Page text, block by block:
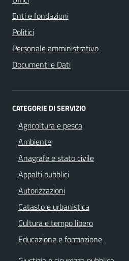
Enti e fondazioni
Politici
Personale amministrativo
Documenti e Dati
CATEGORIE DI SERVIZIO
Agricoltura e pesca
Ambiente
Anagrafe e stato civile
Appalti pubblici
Autorizzazioni
Catasto e urbanistica
Cultura e tempo libero
Educazione e formazione